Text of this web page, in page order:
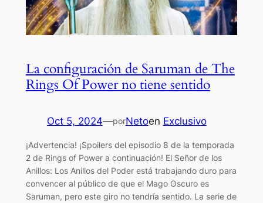
La configuración de Saruman de The
Rings Of Power no tiene sentido
Oct 5, 2024—porNetoen Exclusivo
¡Advertencia! ¡Spoilers del episodio 8 de la temporada
2 de Rings of Power a continuación! El Señor de los
Anillos: Los Anillos del Poder está trabajando duro para
convencer al público de que el Mago Oscuro es
Saruman, pero este giro no tendría sentido. La serie de